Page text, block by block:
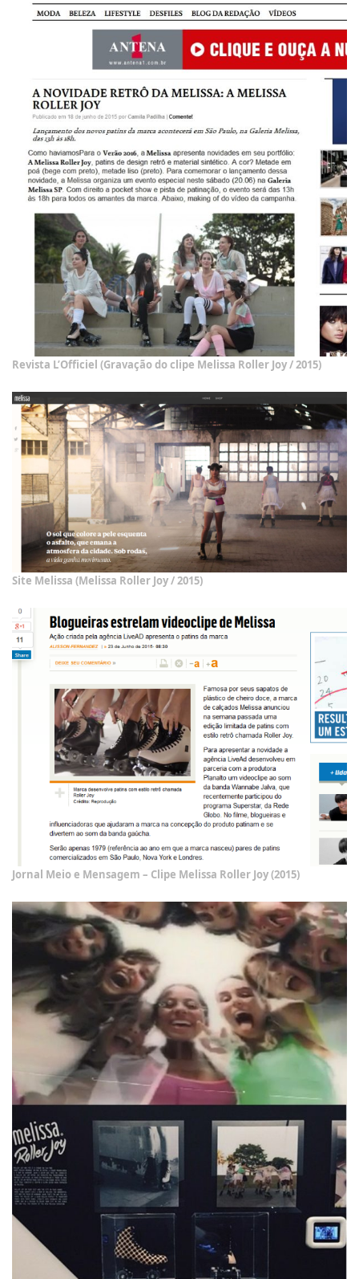
Revista L’Officiel (Gravação do clipe Melissa Roller Joy / 2015)
Site Melissa (Melissa Roller Joy / 2015)
Jornal Meio e Mensagem – Clipe Melissa Roller Joy (2015)